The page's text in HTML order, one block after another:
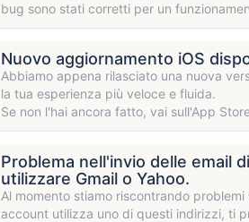
bug sono stati corretti per un
Nuovo aggiornamento iOS
Abbiamo appena rilasciato una nuova
la tua esperienza più veloce e fluida.
Se non l'hai ancora fatto, vai sull'App
Problema nell'invio delle email
utilizzare Gmail o Yahoo.
Al momento stiamo riscontrando
account utilizza uno di questi indirizzi, ti